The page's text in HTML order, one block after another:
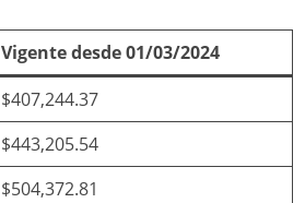
Vigente desde 01/03/2024
$407,244.37
$443,205.54
$504,372.81